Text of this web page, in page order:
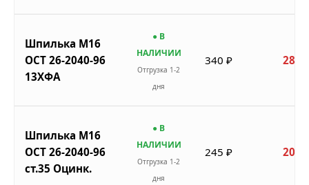
Шпилька М16
ОСТ 26-2040-96
13ХФА
● В
НАЛИЧИИ
Отгрузка 1-2
дня
340 ₽ 289
Шпилька М16
ОСТ 26-2040-96
ст.35 Оцинк.
● В
НАЛИЧИИ
Отгрузка 1-2
дня
245 ₽ 208